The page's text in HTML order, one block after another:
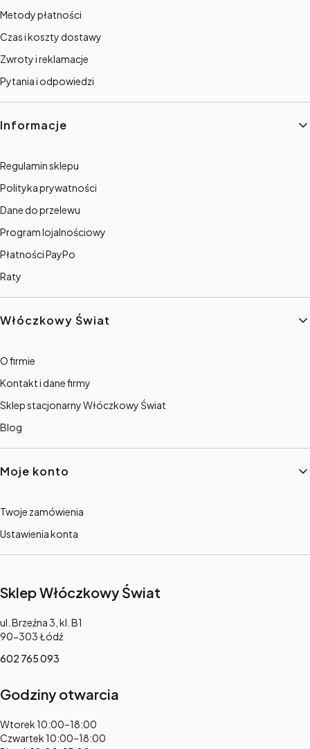
Metody płatności
Czas i koszty dostawy
Zwroty i reklamacje
Pytania i odpowiedzi
Informacje
Regulamin sklepu
Polityka prywatności
Dane do przelewu
Program lojalnościowy
Płatności PayPo
Raty
Włóczkowy Świat
O firmie
Kontakt i dane firmy
Sklep stacjonarny Włóczkowy Świat
Blog
Moje konto
Twoje zamówienia
Ustawienia konta
Sklep Włóczkowy Świat
Adres:
ul. Brzeźna 3, kl. B1
90-303 Łódź
602 765 093
Godziny otwarcia
Adres:
Wtorek 10:00–18:00
Czwartek 10:00–18:00